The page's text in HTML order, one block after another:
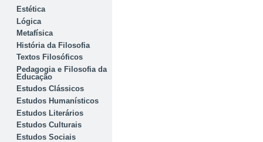
Estética
Lógica
Metafísica
História da Filosofia
Textos Filosóficos
Pedagogia e Filosofia da
Educação
Estudos Clássicos
Estudos Humanísticos
Estudos Literários
Estudos Culturais
Estudos Sociais